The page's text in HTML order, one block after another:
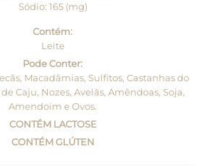
Sódio: 165 (mg)
Contém:
Leite
Pode Conter:
Macadâmias, Sulfitos, Castanhas do
Caju, Nozes, Avelãs, Amêndoas, Soja,
Amendoim e Ovos.
CONTÉM LACTOSE
CONTÉM GLÚTEN